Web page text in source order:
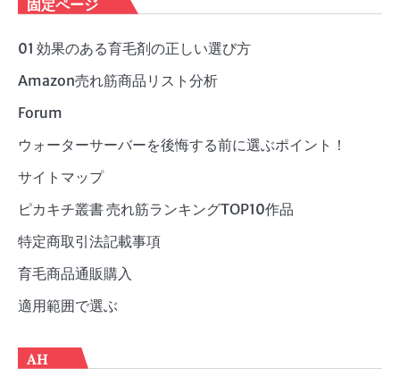
リ
ー
固定ページ
01 効果のある育毛剤の正しい選び方
Amazon売れ筋商品リスト分析
Forum
ウォーターサーバーを後悔する前に選ぶポイント！
サイトマップ
ピカキチ叢書 売れ筋ランキングTOP10作品
特定商取引法記載事項
育毛商品通販購入
適用範囲で選ぶ
AH